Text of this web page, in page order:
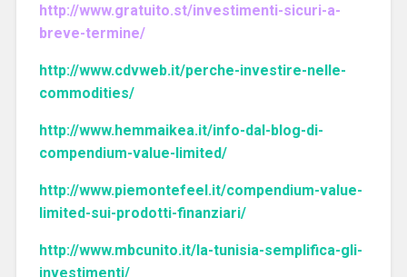
http://www.gratuito.st/investimenti-sicuri-a-
breve-termine/
http://www.cdvweb.it/perche-investire-nelle-
commodities/
http://www.hemmaikea.it/info-dal-blog-di-
compendium-value-limited/
http://www.piemontefeel.it/compendium-value-
limited-sui-prodotti-finanziari/
http://www.mbcunito.it/la-tunisia-semplifica-gli-
investimenti/